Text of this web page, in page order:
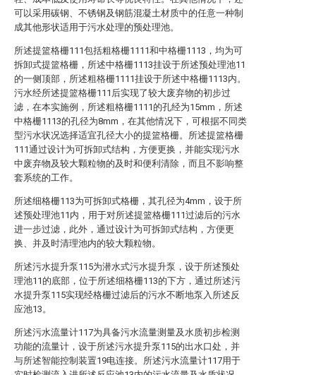
可以采用碳钢、不锈钢及钢筋混凝土材质中的任意一种制
成其他形状适用于污水处理的预处理池。
所述提篮格栅111包括粗格栅1111和中格栅1113，均为可
拆卸式提篮格栅，所述中格栅1113挂设于所述预处理池11
的一侧顶部，所述粗格栅1111挂设于所述中格栅1113内。
污水经所述提篮格栅111后实现了较大废弃物的初步过
滤，在本实施例，所述粗格栅1111的孔经为15mm，所述
中格栅1113的孔径为8mm，在其他情况下，可根据不同类
型污水状况选择适宜孔径大小的提篮格栅。所述提篮格栅
111通过设计为可拆卸式结构，方便更换，并能实现污水
中废弃物及较大颗粒物的及时和便利清除，而且不影响整
套系统的工作。
所述细格栅113为可拆卸式格栅，其孔径为4mm，设于所
述预处理池11内，用于对所述提篮格栅111过滤后的污水
进一步过滤，此外，通过设计为可拆卸式结构，方便更
换、并及时清理池内的较大颗粒物。
所述污水提升泵115为潜水式污水提升泵，设于所述预处
理池11的底部，位于所述细格栅113的下方，通过所述污
水提升泵115实现经格栅过滤后的污水不断地泵入所述反
应池13。
所述污水流量计117为具备污水流量测量及水质初步检测
功能的流量计，设于所述污水提升泵115的出水口处，并
与所述智能控制装置19电连接。所述污水流量计117用于